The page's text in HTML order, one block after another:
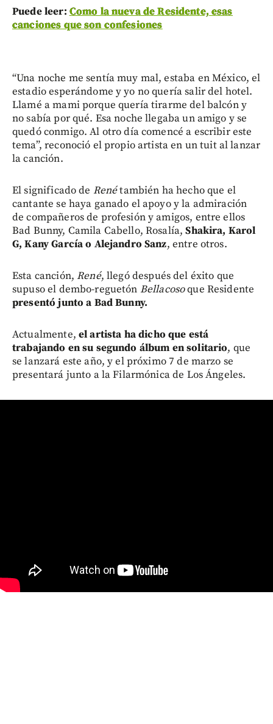
Puede leer: Como la nueva de Residente, esas
canciones que son confesiones
“Una noche me sentía muy mal, estaba en México, el
estadio esperándome y yo no quería salir del hotel.
Llamé a mami porque quería tirarme del balcón y
no sabía por qué. Esa noche llegaba un amigo y se
quedó conmigo. Al otro día comencé a escribir este
tema”, reconoció el propio artista en un tuit al lanzar
la canción.
El significado de Renétambién ha hecho que el
cantante se haya ganado el apoyo y la admiración
de compañeros de profesión y amigos, entre ellos
Bad Bunny, Camila Cabello, Rosalía,Shakira, Karol
G, Kany García o Alejandro Sanz, entre otros.
Esta canción,René, llegó después del éxito que
supuso el dembo-reguetón Bellacosoque Residente
presentó junto a Bad Bunny.
Actualmente, el artista ha dicho que está
trabajando en su segundo álbum en solitario, que
se lanzará este año, y el próximo 7 de marzo se
presentará junto a la Filarmónica de Los Ángeles.